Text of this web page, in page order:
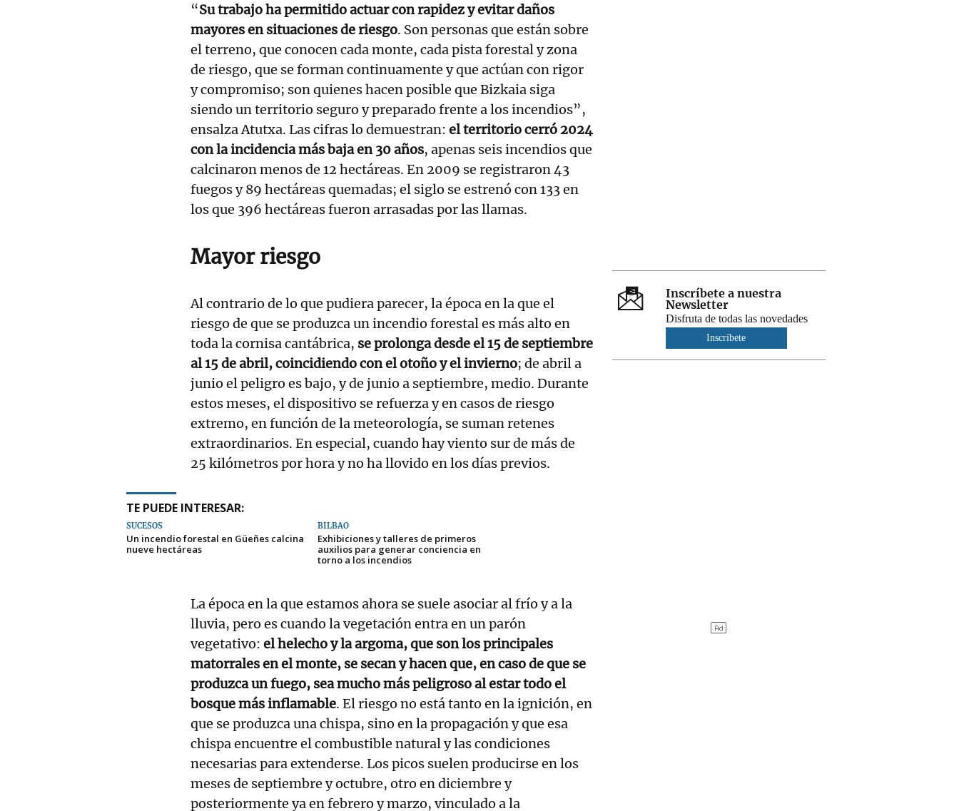
“Su trabajo ha permitido actuar con rapidez y evitar daños
mayores en situaciones de riesgo. Son personas que están sobre
el terreno, que conocen cada monte, cada pista forestal y zona
de riesgo, que se forman continuamente y que actúan con rigor
y compromiso; son quienes hacen posible que Bizkaia siga
siendo un territorio seguro y preparado frente a los incendios”,
ensalza Atutxa. Las cifras lo demuestran: el territorio cerró 2024
con la incidencia más baja en 30 años, apenas seis incendios que
calcinaron menos de 12 hectáreas. En 2009 se registraron 43
fuegos y 89 hectáreas quemadas; el siglo se estrenó con 133 en
los que 396 hectáreas fueron arrasadas por las llamas.
Mayor riesgo
Al contrario de lo que pudiera parecer, la época en la que el
riesgo de que se produzca un incendio forestal es más alto en
toda la cornisa cantábrica, se prolonga desde el 15 de septiembre
al 15 de abril, coincidiendo con el otoño y el invierno; de abril a
junio el peligro es bajo, y de junio a septiembre, medio. Durante
estos meses, el dispositivo se refuerza y en casos de riesgo
extremo, en función de la meteorología, se suman retenes
extraordinarios. En especial, cuando hay viento sur de más de
25 kilómetros por hora y no ha llovido en los días previos.
TE PUEDE INTERESAR:
SUCESOS
Un incendio forestal en Güeñes calcina
nueve hectáreas
BILBAO
Exhibiciones y talleres de primeros
auxilios para generar conciencia en
torno a los incendios
La época en la que estamos ahora se suele asociar al frío y a la
lluvia, pero es cuando la vegetación entra en un parón
vegetativo: el helecho y la argoma, que son los principales
matorrales en el monte, se secan y hacen que, en caso de que se
produzca un fuego, sea mucho más peligroso al estar todo el
bosque más inflamable. El riesgo no está tanto en la ignición, en
que se produzca una chispa, sino en la propagación y que esa
chispa encuentre el combustible natural y las condiciones
necesarias para extenderse. Los picos suelen producirse en los
meses de septiembre y octubre, otro en diciembre y
posteriormente ya en febrero y marzo, vinculado a la
Inscríbete a nuestra
Newsletter
Disfruta de todas las novedades
Inscríbete